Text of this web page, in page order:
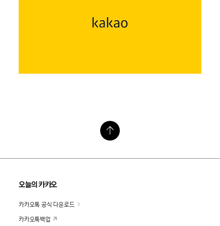
오늘의 카카오
카카오톡 공식 다운로드
카카오톡백업